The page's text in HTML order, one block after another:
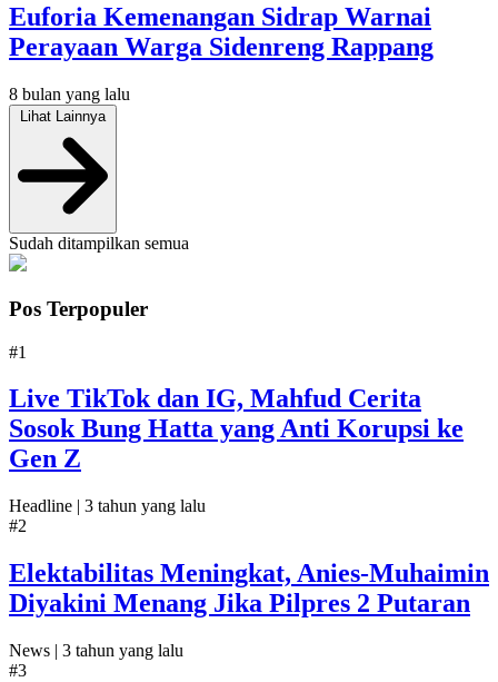
Euforia Kemenangan Sidrap Warnai
Perayaan Warga Sidenreng Rappang
8 bulan yang lalu
Sudah ditampilkan semua
Pos Terpopuler
#1
Live TikTok dan IG, Mahfud Cerita
Sosok Bung Hatta yang Anti Korupsi ke
Gen Z
Headline | 3 tahun yang lalu
#2
Elektabilitas Meningkat, Anies-Muhaimin
Diyakini Menang Jika Pilpres 2 Putaran
News | 3 tahun yang lalu
#3